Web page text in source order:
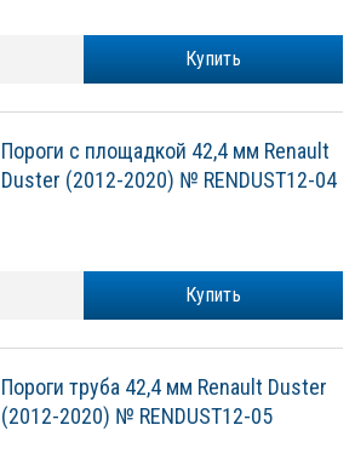
Купить
Пороги с площадкой 42,4 мм Renault
Duster (2012-2020) № RENDUST12-04
Купить
Пороги труба 42,4 мм Renault Duster
(2012-2020) № RENDUST12-05